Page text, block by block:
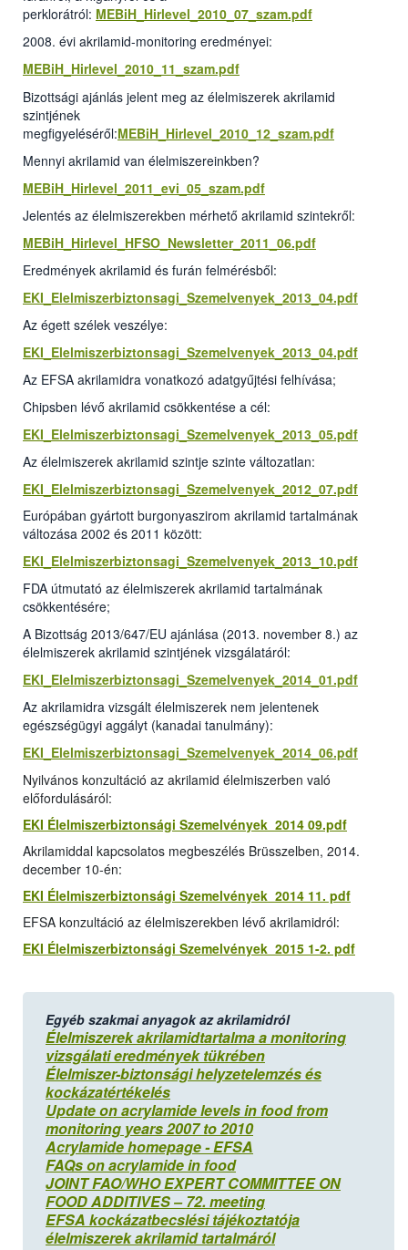
perklorátról: MEBiH_Hirlevel_2010_07_szam.pdf
2008. évi akrilamid-monitoring eredményei:
MEBiH_Hirlevel_2010_11_szam.pdf
Bizottsági ajánlás jelent meg az élelmiszerek akrilamid
szintjének
megfigyeléséről:MEBiH_Hirlevel_2010_12_szam.pdf
Mennyi akrilamid van élelmiszereinkben?
MEBiH_Hirlevel_2011_evi_05_szam.pdf
Jelentés az élelmiszerekben mérhető akrilamid szintekről:
MEBiH_Hirlevel_HFSO_Newsletter_2011_06.pdf
Eredmények akrilamid és furán felmérésből:
EKI_Elelmiszerbiztonsagi_Szemelvenyek_2013_04.pdf
Az égett szélek veszélye:
EKI_Elelmiszerbiztonsagi_Szemelvenyek_2013_04.pdf
Az EFSA akrilamidra vonatkozó adatgyűjtési felhívása;
Chipsben lévő akrilamid csökkentése a cél:
EKI_Elelmiszerbiztonsagi_Szemelvenyek_2013_05.pdf
Az élelmiszerek akrilamid szintje szinte változatlan:
EKI_Elelmiszerbiztonsagi_Szemelvenyek_2012_07.pdf
Európában gyártott burgonyaszirom akrilamid tartalmának
változása 2002 és 2011 között:
EKI_Elelmiszerbiztonsagi_Szemelvenyek_2013_10.pdf
FDA útmutató az élelmiszerek akrilamid tartalmának
csökkentésére;
A Bizottság 2013/647/EU ajánlása (2013. november 8.) az
élelmiszerek akrilamid szintjének vizsgálatáról:
EKI_Elelmiszerbiztonsagi_Szemelvenyek_2014_01.pdf
Az akrilamidra vizsgált élelmiszerek nem jelentenek
egészségügyi aggályt (kanadai tanulmány):
EKI_Elelmiszerbiztonsagi_Szemelvenyek_2014_06.pdf
Nyilvános konzultáció az akrilamid élelmiszerben való
előfordulásáról:
EKI Élelmiszerbiztonsági Szemelvények 2014 09.pdf
Akrilamiddal kapcsolatos megbeszélés Brüsszelben, 2014.
december 10-én:
EKI Élelmiszerbiztonsági Szemelvények 2014 11. pdf
EFSA konzultáció az élelmiszerekben lévő akrilamidról:
EKI Élelmiszerbiztonsági Szemelvények 2015 1-2. pdf
Egyéb szakmai anyagok az akrilamidról
Élelmiszerek akrilamidtartalma a monitoring
vizsgálati eredmények tükrében
Élelmiszer-biztonsági helyzetelemzés és
kockázatértékelés
Update on acrylamide levels in food from
monitoring years 2007 to 2010
Acrylamide homepage - EFSA
FAQs on acrylamide in food
JOINT FAO/WHO EXPERT COMMITTEE ON
FOOD ADDITIVES – 72. meeting
EFSA kockázatbecslési tájékoztatója
élelmiszerek akrilamid tartalmáról